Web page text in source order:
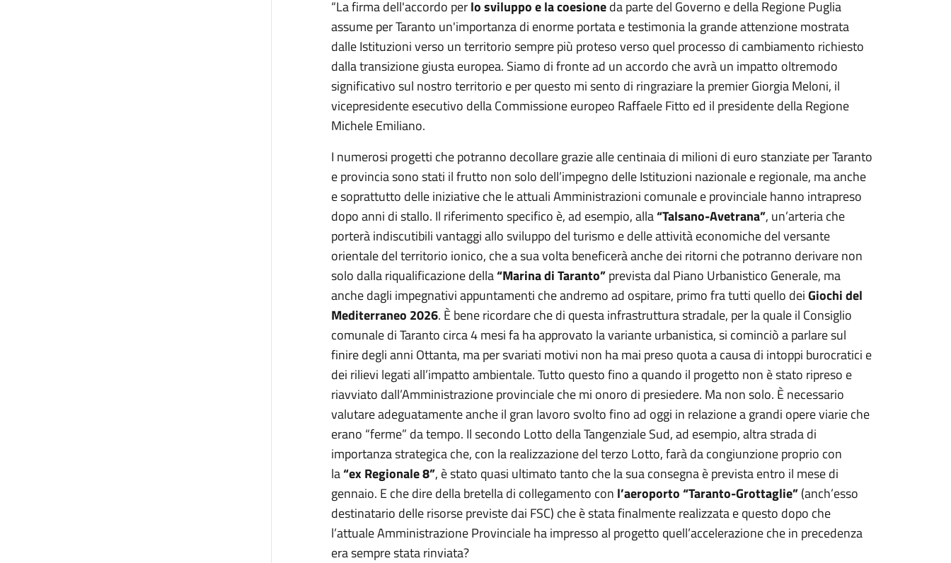
“La firma dell'accordo perlo sviluppo e la coesioneda parte del Governo e della Regione Puglia
assume per Taranto un'importanza di enorme portata e testimonia la grande attenzione mostrata
dalle Istituzioni verso un territorio sempre più proteso verso quel processo di cambiamento richiesto
dalla transizione giusta europea. Siamo di fronte ad un accordo che avrà un impatto oltremodo
significativo sul nostro territorio e per questo mi sento di ringraziare la premier Giorgia Meloni, il
vicepresidente esecutivo della Commissione europeo Raffaele Fitto ed il presidente della Regione
Michele Emiliano.
I numerosi progetti che potranno decollare grazie alle centinaia di milioni di euro stanziate per Taranto
e provincia sono stati il frutto non solo dell’impegno delle Istituzioni nazionale e regionale, ma anche
e soprattutto delle iniziative che le attuali Amministrazioni comunale e provinciale hanno intrapreso
dopo anni di stallo. Il riferimento specifico è, ad esempio, alla“Talsano-Avetrana”, un’arteria che
porterà indiscutibili vantaggi allo sviluppo del turismo e delle attività economiche del versante
orientale del territorio ionico, che a sua volta beneficerà anche dei ritorni che potranno derivare non
solo dalla riqualificazione della“Marina di Taranto”prevista dal Piano Urbanistico Generale, ma
anche dagli impegnativi appuntamenti che andremo ad ospitare, primo fra tutti quello deiGiochi del
Mediterraneo 2026. È bene ricordare che di questa infrastruttura stradale, per la quale il Consiglio
comunale di Taranto circa 4 mesi fa ha approvato la variante urbanistica, si cominciò a parlare sul
finire degli anni Ottanta, ma per svariati motivi non ha mai preso quota a causa di intoppi burocratici e
dei rilievi legati all’impatto ambientale. Tutto questo fino a quando il progetto non è stato ripreso e
riavviato dall’Amministrazione provinciale che mi onoro di presiedere. Ma non solo. È necessario
valutare adeguatamente anche il gran lavoro svolto fino ad oggi in relazione a grandi opere viarie che
erano “ferme” da tempo. Il secondo Lotto della Tangenziale Sud, ad esempio, altra strada di
importanza strategica che, con la realizzazione del terzo Lotto, farà da congiunzione proprio con
la“ex Regionale 8”, è stato quasi ultimato tanto che la sua consegna è prevista entro il mese di
gennaio. E che dire della bretella di collegamento con l’aeroporto “Taranto-Grottaglie”(anch’esso
destinatario delle risorse previste dai FSC) che è stata finalmente realizzata e questo dopo che
l’attuale Amministrazione Provinciale ha impresso al progetto quell’accelerazione che in precedenza
era sempre stata rinviata?